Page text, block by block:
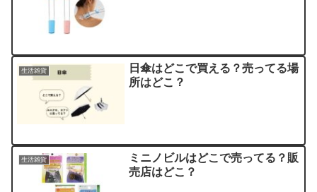
生活雑貨
日傘はどこで買える？売ってる場
所はどこ？
生活雑貨
ミニノビルはどこで売ってる？販
売店はどこ？